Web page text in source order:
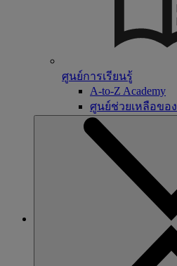
ศูนย์การเรียนรู้
A-to-Z Academy
ศูนย์ช่วยเหลือของ